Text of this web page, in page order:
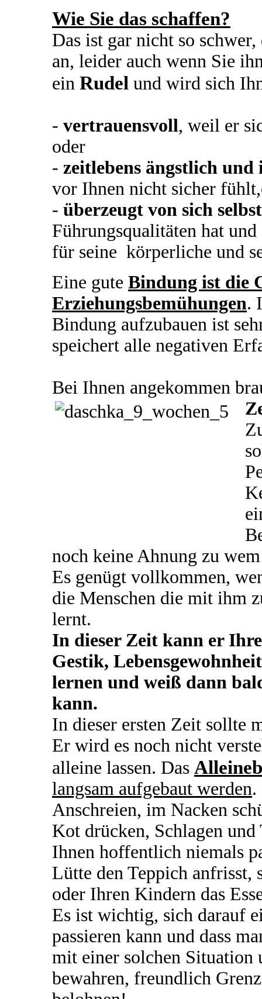
Wie Sie das schaffen?
Das ist gar nicht so
an, leider auch wenn Sie
ein Rudel und wird sich
- vertrauensvoll, weil er
oder
- zeitlebens ängstlich
vor Ihnen nicht sicher fühlt,
- überzeugt von sich selbst
Führungsqualitäten hat
für seine körperliche und
Eine gute Bindung ist die
Erziehungsbemühungen.
Bindung aufzubauen ist
speichert alle negativen
Bei Ihnen angekommen
noch keine Ahnung zu
Es genügt vollkommen,
die Menschen die mit ihm
lernt.
In dieser Zeit kann er
Gestik,
lernen und weiß dann
kann.
In dieser ersten Zeit sollte
Er wird es noch nicht
alleine lassen. Das
langsam aufgebaut werden.
Anschreien, im Nacken
Kot drücken, Schlagen und
Ihnen hoffentlich niemals
Lütte den Teppich anfrisst,
oder Ihren Kindern das
Es ist wichtig, sich darauf
passieren kann und dass
mit einer solchen
bewahren, freundlich